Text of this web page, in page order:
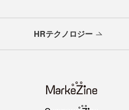
HRテクノロジー